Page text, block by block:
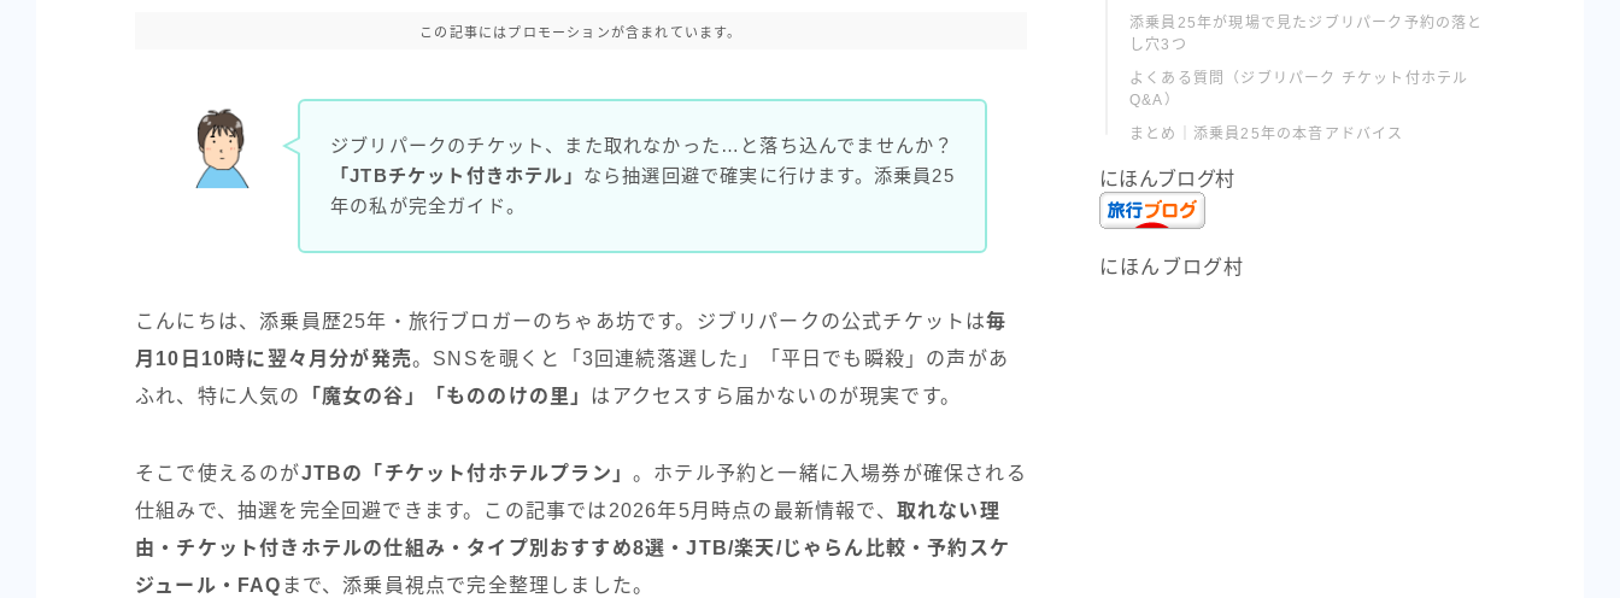
この記事にはプロモーションが含まれています。
ジブリパークのチケット、また取れなかった…と落ち込んでませんか？
「JTBチケット付きホテル」 なら抽選回避で確実に行けます。添乗員25
年の私が完全ガイド。
こんにちは、添乗員歴25年・旅行ブロガーのちゃあ坊です。ジブリパークの公式チケットは毎
月10日10時に翌々月分が発売。SNSを覗くと「3回連続落選した」「平日でも瞬殺」の声があ
ふれ、特に人気の
「魔女の谷」「もののけの里」 はアクセスすら届かないのが現実です。
そこで使えるのがJTBの「チケット付ホテルプラン」。ホテル予約と一緒に入場券が確保される
仕組みで、抽選を完全回避できます。この記事では2026年5月時点の最新情報で、 取れない理
由・チケット付きホテルの仕組み・タイプ別おすすめ8選・JTB/楽天/じゃらん比較・予約スケ
ジュール・FAQ まで、添乗員視点で完全整理しました。
添乗員25年が現場で見たジブリパーク予約の落と
し穴3つ
よくある質問（ジブリパーク チケット付ホテル
Q&A）
まとめ｜添乗員25年の本音アドバイス
にほんブログ村
にほんブログ村